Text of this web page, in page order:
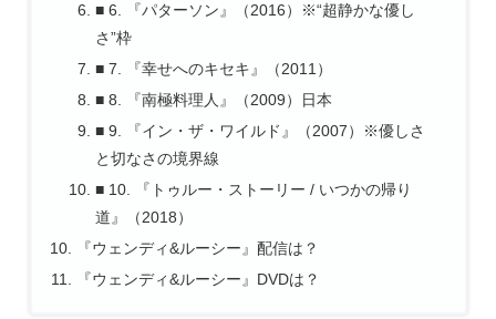
■ 6. 『パターソン』（2016）※“超静かな優し
さ”枠
■ 7. 『幸せへのキセキ』（2011）
■ 8. 『南極料理人』（2009）日本
■ 9. 『イン・ザ・ワイルド』（2007）※優しさ
と切なさの境界線
■ 10. 『トゥルー・ストーリー / いつかの帰り
道』（2018）
『ウェンディ&ルーシー』配信は？
『ウェンディ&ルーシー』DVDは？